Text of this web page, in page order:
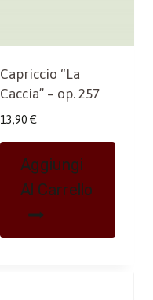
Capriccio “La
Caccia” – op. 257
13,90 €
Aggiungi
Al Carrello